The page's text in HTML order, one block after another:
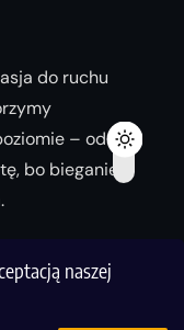
naszej
do ruchu
– od
bo bieganie
wersję!